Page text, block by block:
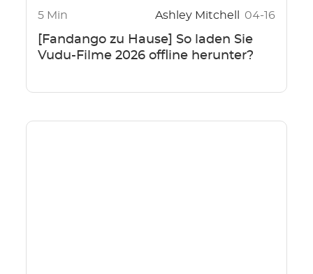
5 Min Ashley Mitchell 04-16
[Fandango zu Hause] So laden Sie
Vudu-Filme 2026 offline herunter?